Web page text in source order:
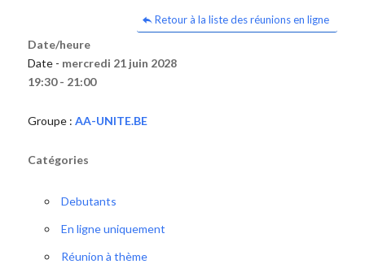
Retour à la liste des réunions en ligne
Date/heure
Date - mercredi 21 juin 2028
19:30 - 21:00
Groupe : AA-UNITE.BE
Catégories
Debutants
En ligne uniquement
Réunion à thème